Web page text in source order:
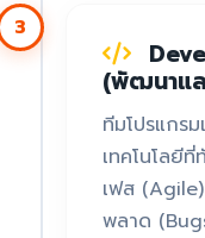
3
(พัฒนาแ
ทีมโปรแกร
เทคโนโลยี
เฟส
พลาด